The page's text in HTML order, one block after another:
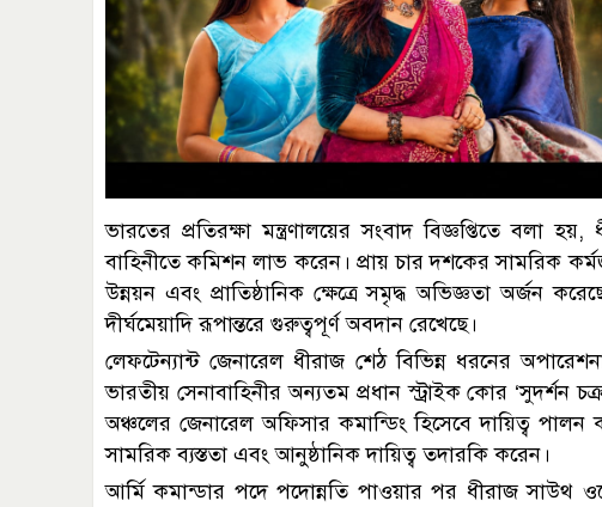
ভারতের প্রতিরক্ষা মন্ত্রণালয়ের সংবাদ বিজ্ঞপ্তিতে বলা
বাহিনীতে কমিশন লাভ করেন। প্রায় চার দশকের সামরিক
উন্নয়ন এবং প্রাতিষ্ঠানিক ক্ষেত্রে সমৃদ্ধ অভিজ্ঞতা অর্জন
দীর্ঘমেয়াদি রূপান্তরে গুরুত্বপূর্ণ অবদান রেখেছে।
লেফটেন্যান্ট জেনারেল ধীরাজ শেঠ বিভিন্ন ধরনের
ভারতীয় সেনাবাহিনীর অন্যতম প্রধান স্ট্রাইক কোর ‘সুদর্শন
অঞ্চলের জেনারেল অফিসার কমান্ডিং হিসেবে দায়িত্ব
সামরিক ব্যস্ততা এবং আনুষ্ঠানিক দায়িত্ব তদারকি করেন।
আর্মি কমান্ডার পদে পদোন্নতি পাওয়ার পর ধীরাজ সাউথ